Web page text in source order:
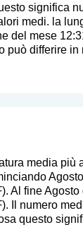
significa
medi. la
del mese
può differire
media
Al fine Agosto
Il numero
questo